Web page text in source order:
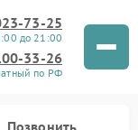
73-25
до 21:00
33-26
по РФ
Позвонить